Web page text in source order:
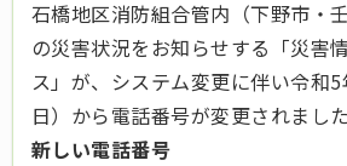
石橋地区消防組合管内（下野市・
の災害状況をお知らせする「災害
ス」が、システム変更に伴い令和
日）から電話番号が変更されました
新しい電話番号